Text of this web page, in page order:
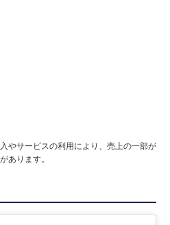
やサービスの利用により、売上の一部が
あります。